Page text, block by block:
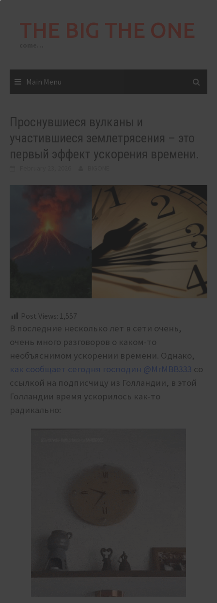
THE BIG THE ONE
Main Menu
Проснувшиеся вулканы и
участившиеся землетрясения – это
первый эффект ускорения времени.
Post Views: 1,557
В последние несколько лет в сети очень,
очень много разговоров о каком-то
необъяснимом ускорении времени. Однако,
как сообщает сегодня господин @MrMBB333 со
ссылкой на подписчицу из Голландии, в этой
Голландии время ускорилось как-то
радикально: